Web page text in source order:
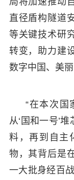
直径盾构隧道
等关键技术研
转变，助力建
数字中国、美丽
“在本次国
从‘国和一号’
料，再到自主
物，其背后是
一大批身经百